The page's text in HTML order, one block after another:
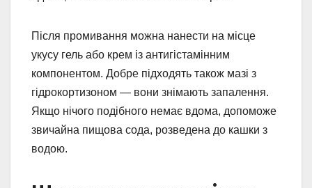
Після промивання можна нанести на місце
укусу гель або крем із антигістамінним
компонентом. Добре підходять також мазі з
гідрокортизоном — вони знімають запалення.
Якщо нічого подібного немає вдома, допоможе
звичайна пищова сода, розведена до кашки з
водою.